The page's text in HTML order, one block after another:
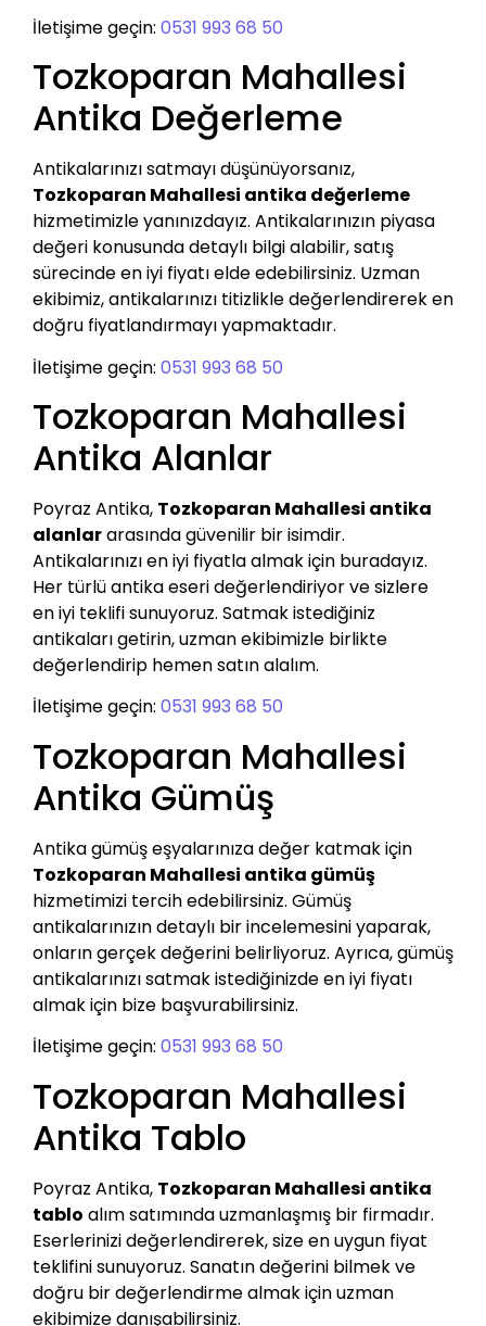
İletişime geçin: 0531 993 68 50
Tozkoparan Mahallesi
Antika Değerleme
Antikalarınızı satmayı düşünüyorsanız,
Tozkoparan Mahallesi antika değerleme
hizmetimizle yanınızdayız. Antikalarınızın piyasa
değeri konusunda detaylı bilgi alabilir, satış
sürecinde en iyi fiyatı elde edebilirsiniz. Uzman
ekibimiz, antikalarınızı titizlikle değerlendirerek en
doğru fiyatlandırmayı yapmaktadır.
İletişime geçin: 0531 993 68 50
Tozkoparan Mahallesi
Antika Alanlar
Poyraz Antika, Tozkoparan Mahallesi antika
alanlararasında güvenilir bir isimdir.
Antikalarınızı en iyi fiyatla almak için buradayız.
Her türlü antika eseri değerlendiriyor ve sizlere
en iyi teklifi sunuyoruz. Satmak istediğiniz
antikaları getirin, uzman ekibimizle birlikte
değerlendirip hemen satın alalım.
İletişime geçin: 0531 993 68 50
Tozkoparan Mahallesi
Antika Gümüş
Antika gümüş eşyalarınıza değer katmak için
Tozkoparan Mahallesi antika gümüş
hizmetimizi tercih edebilirsiniz. Gümüş
antikalarınızın detaylı bir incelemesini yaparak,
onların gerçek değerini belirliyoruz. Ayrıca, gümüş
antikalarınızı satmak istediğinizde en iyi fiyatı
almak için bize başvurabilirsiniz.
İletişime geçin: 0531 993 68 50
Tozkoparan Mahallesi
Antika Tablo
Poyraz Antika, Tozkoparan Mahallesi antika
tablo alım satımında uzmanlaşmış bir firmadır.
Eserlerinizi değerlendirerek, size en uygun fiyat
teklifini sunuyoruz. Sanatın değerini bilmek ve
doğru bir değerlendirme almak için uzman
ekibimize danışabilirsiniz.